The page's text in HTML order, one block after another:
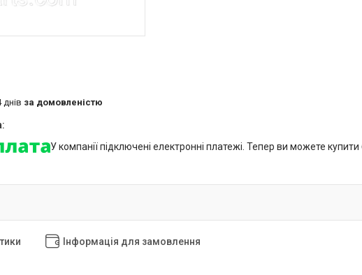
за домовленістю
У компанії підключені електронні платежі. Тепер ви можете
Інформація для замовлення